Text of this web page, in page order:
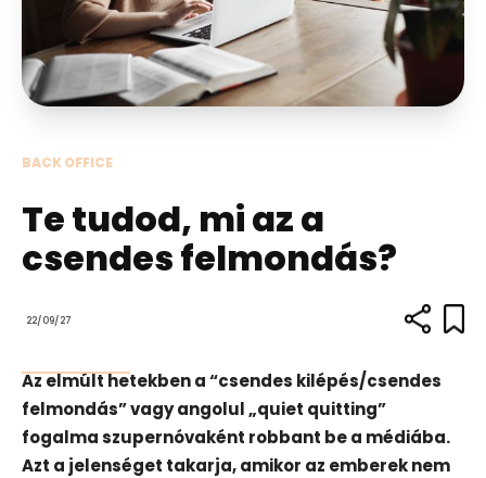
BACK OFFICE
Te tudod, mi az a
csendes felmondás?
22/09/27
Az elmúlt hetekben a “csendes kilépés/csendes
felmondás” vagy angolul „quiet quitting”
fogalma szupernóvaként robbant be a médiába.
Azt a jelenséget takarja, amikor az emberek nem